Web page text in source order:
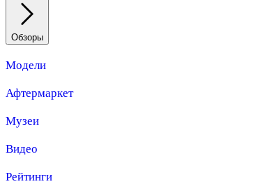
Обзоры
Модели
Афтермаркет
Музеи
Видео
Рейтинги